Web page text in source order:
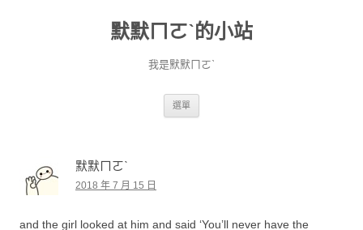
默默ㄇㄛˋ的小站
我是默默ㄇㄛˋ
選單
默默ㄇㄛˋ
2018 年 7 月 15 日
and the girl looked at him and said ‘You’ll never have the